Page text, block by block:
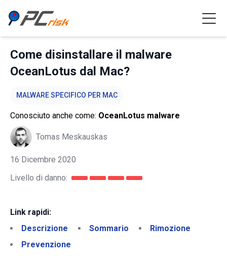
Come disinstallare il malware
OceanLotus dal Mac?
MALWARE SPECIFICO PER MAC
Conosciuto anche come: OceanLotus malware
Tomas Meskauskas
16 Dicembre 2020
Livello di danno:
Link rapidi:
Descrizione
Sommario
Rimozione
Prevenzione